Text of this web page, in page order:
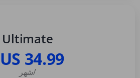
Ultimate
/شهر